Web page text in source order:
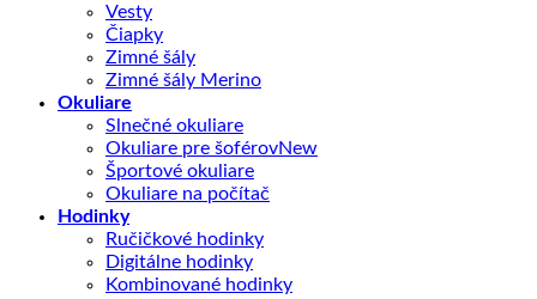
Vesty
Čiapky
Zimné šály
Zimné šály Merino
Okuliare
Slnečné okuliare
Okuliare pre šoférov
Športové okuliare
Okuliare na počítač
Hodinky
Ručičkové hodinky
Digitálne hodinky
Kombinované hodinky